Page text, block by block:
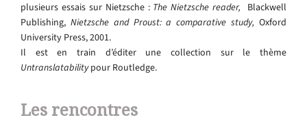
plusieurs essais sur Nietzsche : The Nietzsche reader, Blackwell
Publishing, Nietzsche and Proust: a comparative study, Oxford
University Press, 2001.
Il est en train d’éditer une collection sur le thème
Untranslatabilitypour Routledge.
Les rencontres